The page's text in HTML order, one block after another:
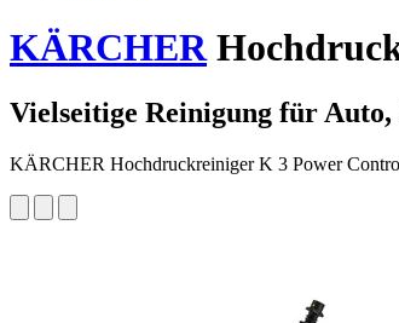
KÄRCHER
Vielseitige Reinigung für
KÄRCHER Hochdruckreiniger K 3 Power